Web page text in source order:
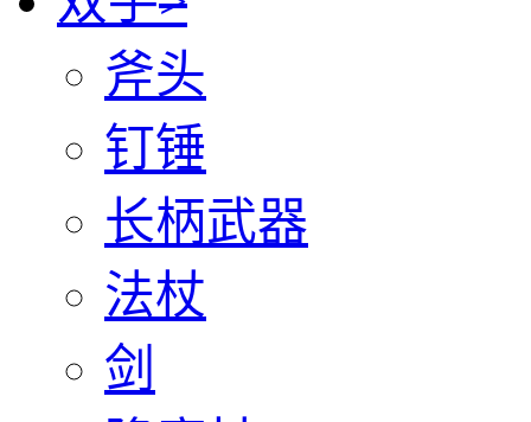
斧头
钉锤
长柄武器
法杖
剑